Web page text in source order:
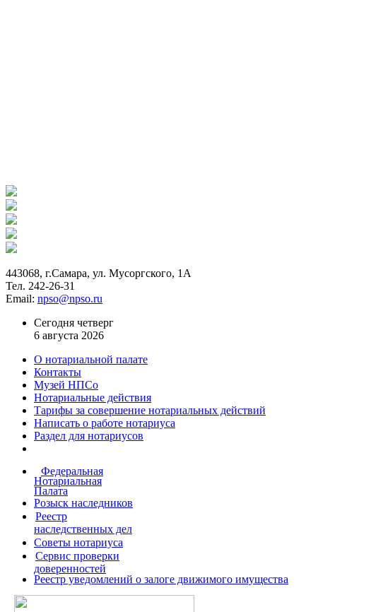
443068, г.Самара, ул. Мусоргского, 1А
Тел. 242-26-31
Email: npso@npso.ru
Сегодня четверг
6 августа 2026
О нотариальной палате
Контакты
Музей НПСо
Нотариальные действия
Тарифы за совершение нотариальных действий
Написать о работе нотариуса
Раздел для нотариусов
Федеральная
Нотариальная
Палата
Розыск наследников
Реестр
наследственных дел
Советы нотариуса
Сервис проверки
доверенностей
Реестр уведомлений о залоге движимого имущества